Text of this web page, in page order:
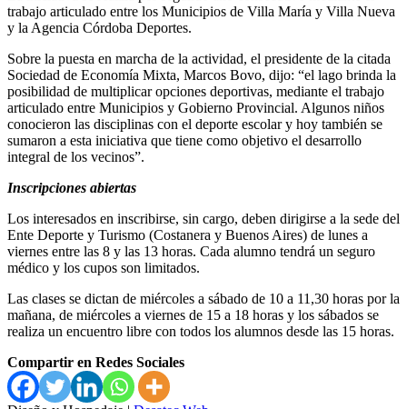
trabajo articulado entre los Municipios de Villa María y Villa Nueva
y la Agencia Córdoba Deportes.
Sobre la puesta en marcha de la actividad, el presidente de la citada
Sociedad de Economía Mixta, Marcos Bovo, dijo: “el lago brinda la
posibilidad de multiplicar opciones deportivas, mediante el trabajo
articulado entre Municipios y Gobierno Provincial. Algunos niños
conocieron las disciplinas con el deporte escolar y hoy también se
sumaron a esta iniciativa que tiene como objetivo el desarrollo
integral de los vecinos”.
Inscripciones abiertas
Los interesados en inscribirse, sin cargo, deben dirigirse a la sede del
Ente Deporte y Turismo (Costanera y Buenos Aires) de lunes a
viernes entre las 8 y las 13 horas. Cada alumno tendrá un seguro
médico y los cupos son limitados.
Las clases se dictan de miércoles a sábado de 10 a 11,30 horas por la
mañana, de miércoles a viernes de 15 a 18 horas y los sábados se
realiza un encuentro libre con todos los alumnos desde las 15 horas.
Compartir en Redes Sociales